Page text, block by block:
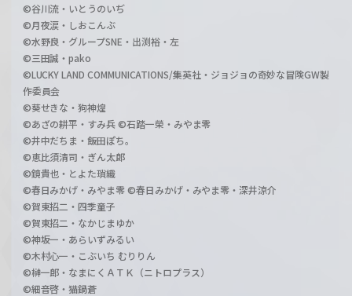
©谷川流・いとうのいぢ
©月夜涙・しおこんぶ
©水野良・グループSNE・出渕裕・左
©三田誠・pako
©LUCKY LAND COMMUNICATIONS/集英社・ジョジョの奇妙な冒険GW製
作委員会
©葵せきな・狗神煌
©あざの耕平・すみ兵 ©石踏一榮・みやま零
©井中だちま・飯田ぽち。
©恵比須清司・ぎん太郎
©鏡貴也・とよた瑣織
©春日みかげ・みやま零 ©春日みかげ・みやま零・深井涼介
©賀東招二・四季童子
©賀東招二・なかじまゆか
©神坂一・あらいずみるい
©木村心一・こぶいち むりりん
©榊一郎・なまにくＡＴＫ（ニトロプラス）
©細音啓・猫鍋蒼